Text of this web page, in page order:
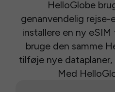
HelloGlobe
genanvendelig
installere en ny eSIM
bruge den samme
tilføje nye dataplaner,
Med